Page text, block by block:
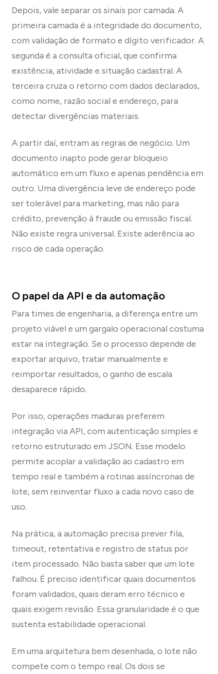
Depois, vale separar os sinais por camada. A
primeira camada é a integridade do documento,
com validação de formato e dígito verificador. A
segunda é a consulta oficial, que confirma
existência, atividade e situação cadastral. A
terceira cruza o retorno com dados declarados,
como nome, razão social e endereço, para
detectar divergências materiais.
A partir daí, entram as regras de negócio. Um
documento inapto pode gerar bloqueio
automático em um fluxo e apenas pendência em
outro. Uma divergência leve de endereço pode
ser tolerável para marketing, mas não para
crédito, prevenção à fraude ou emissão fiscal.
Não existe regra universal. Existe aderência ao
risco de cada operação.
O papel da API e da automação
Para times de engenharia, a diferença entre um
projeto viável e um gargalo operacional costuma
estar na integração. Se o processo depende de
exportar arquivo, tratar manualmente e
reimportar resultados, o ganho de escala
desaparece rápido.
Por isso, operações maduras preferem
integração via API, com autenticação simples e
retorno estruturado em JSON. Esse modelo
permite acoplar a validação ao cadastro em
tempo real e também a rotinas assíncronas de
lote, sem reinventar fluxo a cada novo caso de
uso.
Na prática, a automação precisa prever fila,
timeout, retentativa e registro de status por
item processado. Não basta saber que um lote
falhou. É preciso identificar quais documentos
foram validados, quais deram erro técnico e
quais exigem revisão. Essa granularidade é o que
sustenta estabilidade operacional.
Em uma arquitetura bem desenhada, o lote não
compete com o tempo real. Os dois se